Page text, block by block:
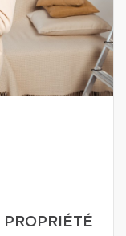
PROPRIÉTÉ